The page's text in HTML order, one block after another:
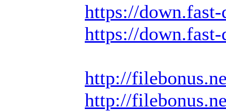
https://
https://
http://
http://